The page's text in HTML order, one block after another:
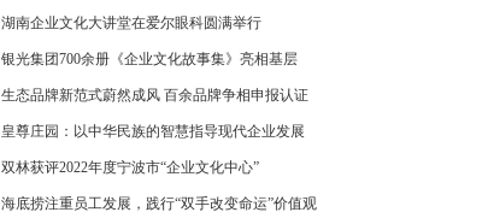
湖南企业文化大讲堂在爱尔眼科圆满举行
银光集团700余册《企业文化故事集》亮相基层
生态品牌新范式蔚然成风 百余品牌争相申报认证
皇尊庄园：以中华民族的智慧指导现代企业发展
双林获评2022年度宁波市“企业文化中心”
海底捞注重员工发展，践行“双手改变命运”价值观